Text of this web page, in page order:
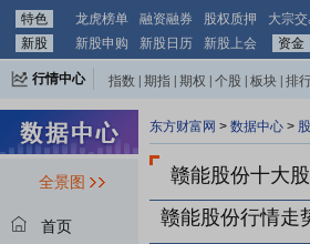
特色 龙虎榜单 融资融券 股权质押 大宗交
新股
新股申购 新股日历 新股上会 资金
行情中心 指数 期指 期权 个股 板块 排
全景图
首页
东方财富网 > 数据中心 >
赣能股份十大
赣能股份行情走